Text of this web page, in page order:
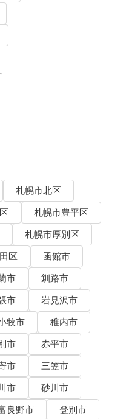
札幌市北区
札幌市豊平区
札幌市厚別区
区
函館市
市
釧路市
市
岩見沢市
牧市
稚内市
市
赤平市
市
三笠市
市
砂川市
良野市 登別市